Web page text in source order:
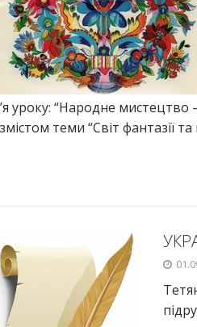
уроку: “Народне
змістом теми “Світ фантазії